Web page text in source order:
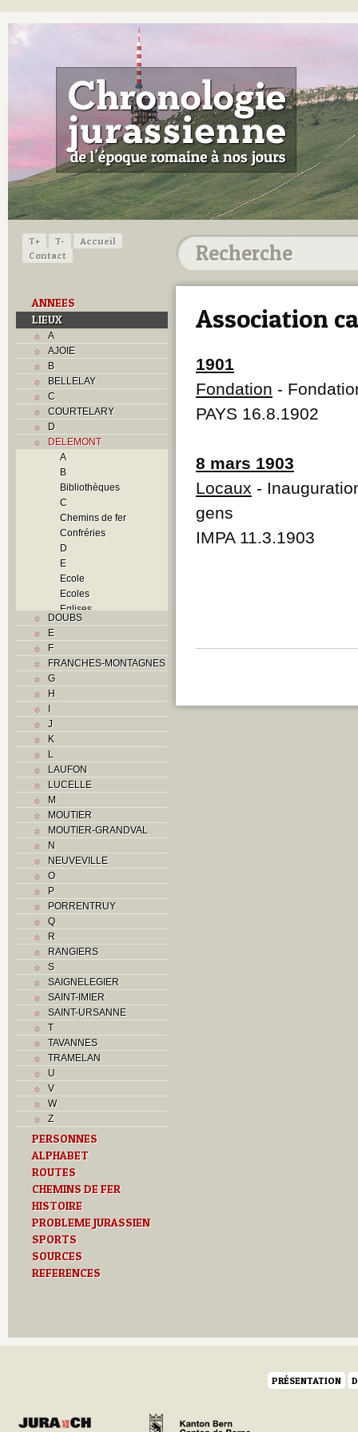
T+ T-
Accueil
Contact
ANNEES
LIEUX
A
AJOIE
B
BELLELAY
C
COURTELARY
D
DELEMONT
A
B
Bibliothèques
C
Chemins de fer
Confréries
D
E
Ecole
Ecoles
Eglises
F
H
Monuments historiques
O
Problème jurassien
Q
S
U
DOUBS
E
F
FRANCHES-MONTAGNES
G
H
I
J
K
L
LAUFON
LUCELLE
M
MOUTIER
MOUTIER-GRANDVAL
N
NEUVEVILLE
O
P
PORRENTRUY
Q
R
RANGIERS
S
SAIGNELEGIER
SAINT-IMIER
SAINT-URSANNE
T
TAVANNES
TRAMELAN
U
V
W
Z
PERSONNES
ALPHABET
ROUTES
CHEMINS DE FER
HISTOIRE
PROBLEME JURASSIEN
SPORTS
SOURCES
REFERENCES
Association
1901
Fondation -
PAYS 16.8.1902
8 mars 1903
Locaux -
gens
IMPA 11.3.1903
PRÉSENTATION